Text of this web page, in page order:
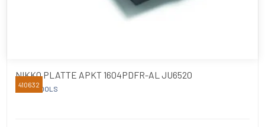
NIKKO PLATTE APKT 1604PDFR-AL JU6520
NIKKO TOOLS
410632